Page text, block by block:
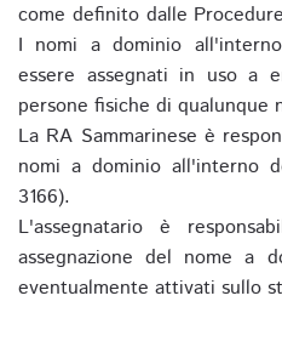
come definito dalle
I nomi a dominio
essere assegnati in uso a
persone fisiche di qualunque
La RA Sammarinese è
nomi a dominio all'interno
3166).
L'assegnatario è
assegnazione del nome a
eventualmente attivati sullo